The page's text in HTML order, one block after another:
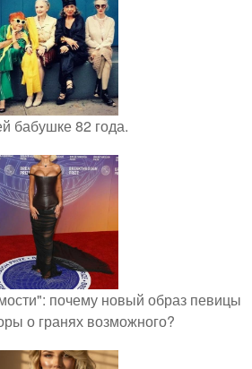
бабушке 82 года.
почему новый образ певицы
о гранях возможного?